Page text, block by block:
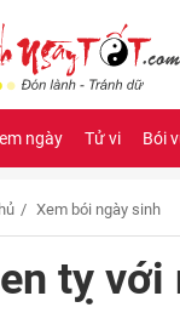
ngày Tử vi Bói
Xem bói ngày sinh
tỵ